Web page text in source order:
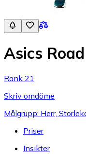
Asics
Rank 21
Skriv omdöme
Målgrupp: Herr,
Priser
Insikter